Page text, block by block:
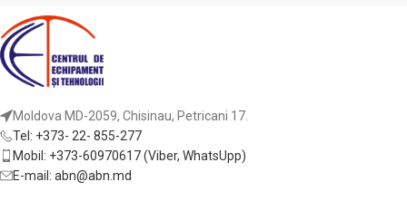
Moldova MD-2059, Chisinau, Petricani 17.
Tel: +373- 22- 855-277
Mobil: +373-60970617 (Viber, WhatsUpp)
E-mail: abn@abn.md